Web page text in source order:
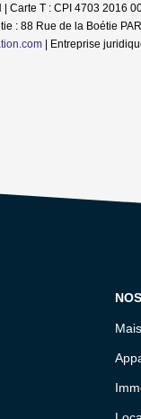
Carte T : CPI 4703 2016
: 88 Rue de la Boétie
Entreprise